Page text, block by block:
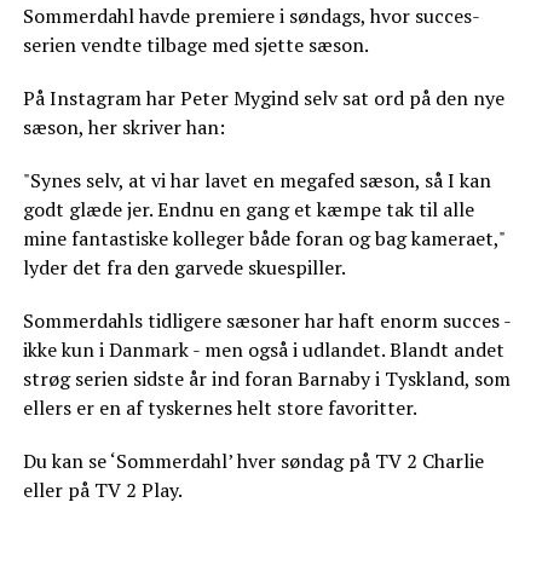
Sommerdahl havde premiere i søndags, hvor succes-
serien vendte tilbage med sjette sæson.
På Instagram har Peter Mygind selv sat ord på den nye
sæson, her skriver han:
"Synes selv, at vi har lavet en megafed sæson, så I kan
godt glæde jer. Endnu en gang et kæmpe tak til alle
mine fantastiske kolleger både foran og bag kameraet,"
lyder det fra den garvede skuespiller.
Sommerdahls tidligere sæsoner har haft enorm succes -
ikke kun i Danmark - men også i udlandet. Blandt andet
strøg serien sidste år ind foran Barnaby i Tyskland, som
ellers er en af tyskernes helt store favoritter.
Du kan se ‘Sommerdahl’ hver søndag på TV 2 Charlie
eller på TV 2 Play.